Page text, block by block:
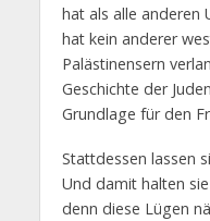
hat als alle anderen
hat kein anderer
Palästinensern
Geschichte der
Grundlage für den
Stattdessen lassen
Und damit halten
denn diese Lügen